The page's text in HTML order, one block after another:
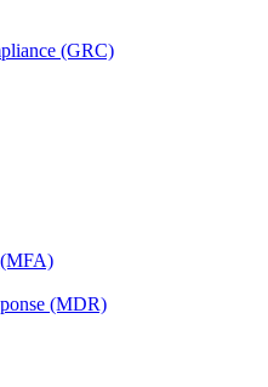
(GRC)
(MDR)